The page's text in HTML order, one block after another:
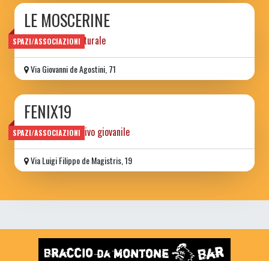
SPAZI/ASSOCIAZIONI
LE MOSCERINE
associazione culturale
Via Giovanni de Agostini, 71
SPAZI/ASSOCIAZIONI
FENIX19
centro aggregativo giovanile
Via Luigi Filippo de Magistris, 19